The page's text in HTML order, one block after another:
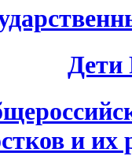
Дети
и их